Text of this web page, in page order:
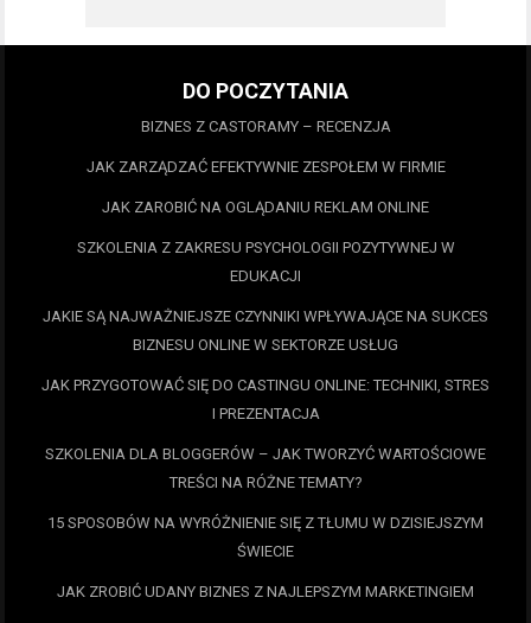
DO POCZYTANIA
BIZNES Z CASTORAMY – RECENZJA
JAK ZARZĄDZAĆ EFEKTYWNIE ZESPOŁEM W FIRMIE
JAK ZAROBIĆ NA OGLĄDANIU REKLAM ONLINE
SZKOLENIA Z ZAKRESU PSYCHOLOGII POZYTYWNEJ W
EDUKACJI
JAKIE SĄ NAJWAŻNIEJSZE CZYNNIKI WPŁYWAJĄCE NA SUKCES
BIZNESU ONLINE W SEKTORZE USŁUG
JAK PRZYGOTOWAĆ SIĘ DO CASTINGU ONLINE: TECHNIKI, STRES
I PREZENTACJA
SZKOLENIA DLA BLOGGERÓW – JAK TWORZYĆ WARTOŚCIOWE
TREŚCI NA RÓŻNE TEMATY?
15 SPOSOBÓW NA WYRÓŻNIENIE SIĘ Z TŁUMU W DZISIEJSZYM
ŚWIECIE
JAK ZROBIĆ UDANY BIZNES Z NAJLEPSZYM MARKETINGIEM